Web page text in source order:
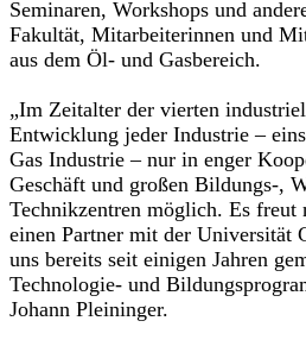
Seminaren, Workshops und
Fakultät, Mitarbeiterinnen und
aus dem Öl- und Gasbereich.
„Im Zeitalter der vierten
Entwicklung jeder Industrie –
Gas Industrie – nur in enger
Geschäft und großen Bildungs-,
Technikzentren möglich. Es freut
einen Partner mit der Universität
uns bereits seit einigen Jahren
Technologie- und
Johann Pleininger.